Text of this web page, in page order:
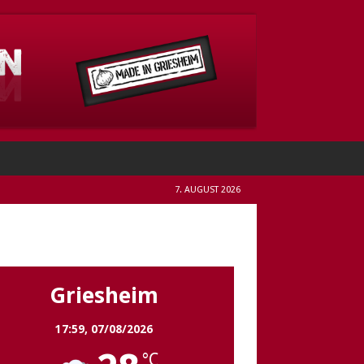
7. AUGUST 2026
Griesheim
17:59, 07/08/2026
°C